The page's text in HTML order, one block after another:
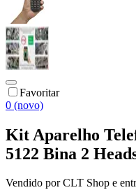
Favoritar
0 (novo)
Kit Aparelho
5122 Bina 2
Vendido porCLT Shop e